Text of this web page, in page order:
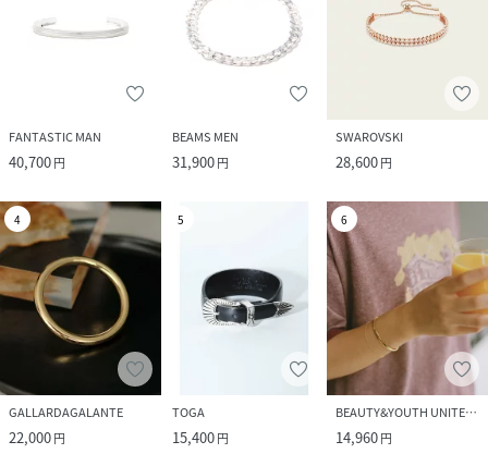
FANTASTIC MAN
40,700円
BEAMS MEN
31,900円
SWAROVSKI
28,600円
4
GALLARDAGALANTE
22,000円
5
TOGA
15,400円
6
BEAUTY&YOUTH UNITED ARROWS
14,960円